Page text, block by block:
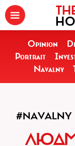
Opinion
Portrait
Navalny
#NAVALNY